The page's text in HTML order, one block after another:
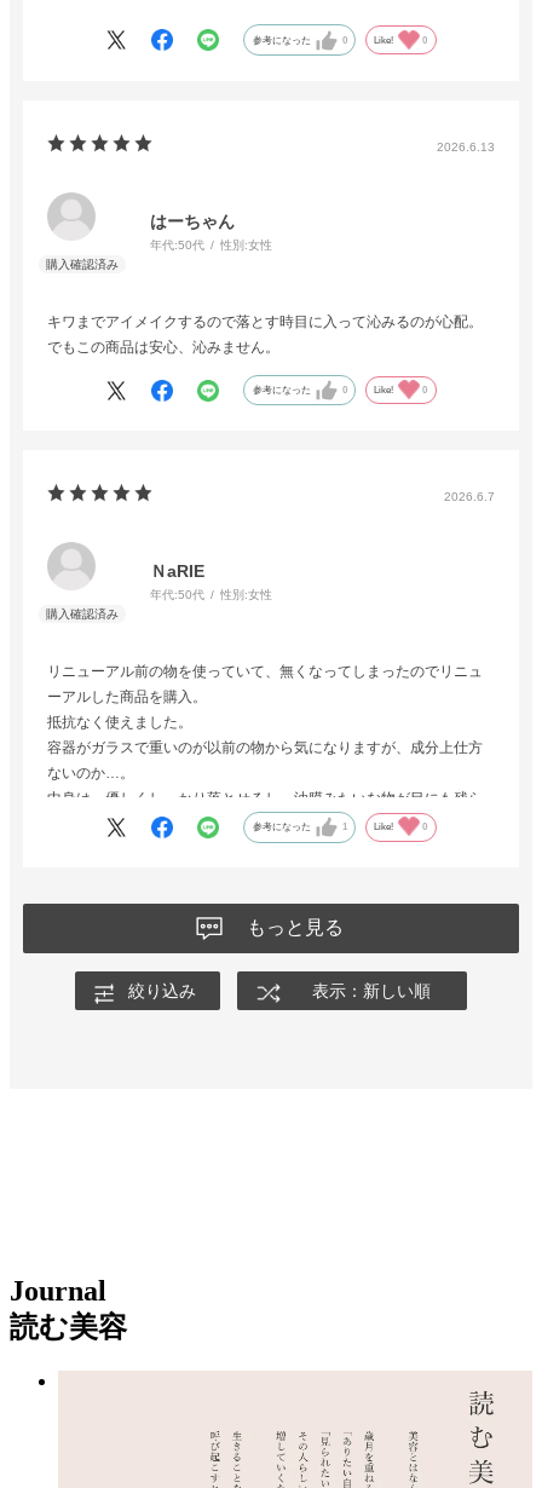
参考になった 0 Like! 0
2026.6.13
はーちゃん
年代:50代 性別:女性
キワまでアイメイクするので落とす時目に入って沁みるのが心配。
でもこの商品は安心、沁みません。
参考になった 0 Like! 0
2026.6.7
ＮaRIE
年代:50代 性別:女性
リニューアル前の物を使っていて、無くなってしまったのでリニュ
ーアルした商品を購入。
抵抗なく使えました。
容器がガラスで重いのが以前の物から気になりますが、成分上仕方
ないのか…。
中身は、優しくしっかり落とせるし、油膜みたいな物が目にも残ら
ないので良いと思います。
参考になった 1 Like! 0
もっと見る
絞り込み 表示：新しい順
Journal
読む美容